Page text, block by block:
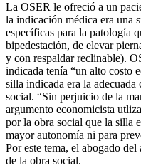
La OSER le ofreció a un
la indicación médica era una
específicas para la patología
bipedestación, de elevar
y con respaldar reclinable).
indicada tenía “un alto costo
silla indicada era la
social. “Sin perjuicio de la
argumento economicista
por la obra social que la silla
mayor autonomía ni para
Por este tema, el abogado
de la obra social.